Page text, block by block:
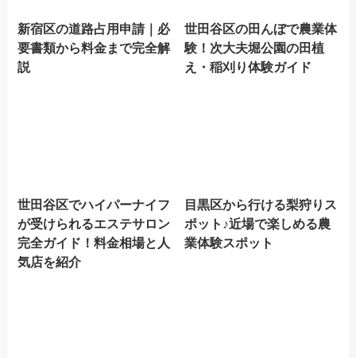
新宿区の道路占用申請｜必
要書類から料金まで完全解
説
世田谷区の田んぼで農業体
験！次大夫堀公園の田植
え・稲刈り体験ガイド
世田谷区でハイパーナイフ
が受けられるエステサロン
完全ガイド！料金相場と人
気店を紹介
目黒区から行ける梨狩りス
ポット♪近場で楽しめる農
業体験スポット